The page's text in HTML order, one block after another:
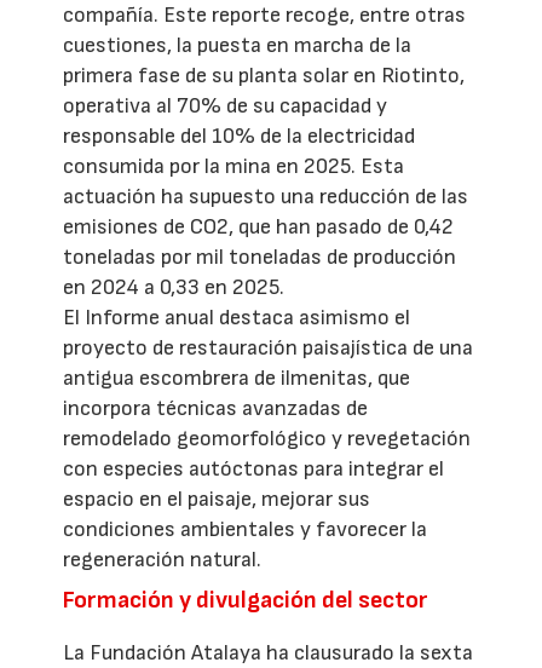
compañía. Este reporte recoge, entre otras
cuestiones, la puesta en marcha de la
primera fase de su planta solar en Riotinto,
operativa al 70% de su capacidad y
responsable del 10% de la electricidad
consumida por la mina en 2025. Esta
actuación ha supuesto una reducción de las
emisiones de CO2, que han pasado de 0,42
toneladas por mil toneladas de producción
en 2024 a 0,33 en 2025.
El Informe anual destaca asimismo el
proyecto de restauración paisajística de una
antigua escombrera de ilmenitas, que
incorpora técnicas avanzadas de
remodelado geomorfológico y revegetación
con especies autóctonas para integrar el
espacio en el paisaje, mejorar sus
condiciones ambientales y favorecer la
regeneración natural.
Formación y divulgación del sector
La Fundación Atalaya ha clausurado la sexta